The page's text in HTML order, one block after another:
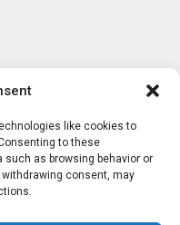
like cookies to
to these
as browsing behavior or
consent, may